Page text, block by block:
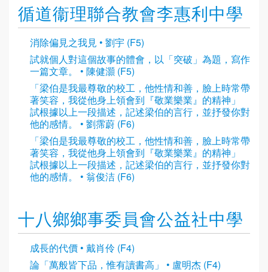
循道衞理聯合教會李惠利中學
消除偏見之我見 • 劉宇 (F5)
試就個人對這個故事的體會，以「突破」為題，寫作
一篇文章。 • 陳健灝 (F5)
「梁伯是我最尊敬的校工，他性情和善，臉上時常帶
著笑容，我從他身上領會到『敬業樂業』的精神」
試根據以上一段描述，記述梁伯的言行，並抒發你對
他的感情。 • 劉霈蔚 (F6)
「梁伯是我最尊敬的校工，他性情和善，臉上時常帶
著笑容，我從他身上領會到『敬業樂業』的精神」
試根據以上一段描述，記述梁伯的言行，並抒發你對
他的感情。 • 翁俊洁 (F6)
十八鄉鄉事委員會公益社中學
成長的代價 • 戴肖伶 (F4)
論「萬般皆下品，惟有讀書高」 • 盧明杰 (F4)